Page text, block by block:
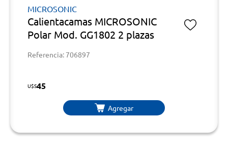
MICROSONIC
Calientacamas MICROSONIC
Polar Mod. GG1802 2 plazas
Referencia: 706897
U$S45
Agregar